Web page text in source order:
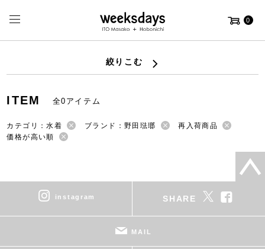
0
絞りこむ
ITEM 全0アイテム
カテゴリ：水着 ブランド：野田琺瑯
再入荷商品
価格が高い順
instagram SHARE
MAIL